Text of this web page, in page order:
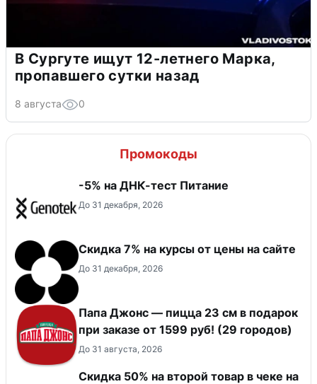
В Сургуте ищут 12-летнего Марка,
пропавшего сутки назад
8 августа 0
Промокоды
-5% на ДНК-тест Питание
До 31 декабря, 2026
Скидка 7% на курсы от цены на сайте
До 31 декабря, 2026
Папа Джонс — пицца 23 см в подарок
при заказе от 1599 руб! (29 городов)
До 31 августа, 2026
Скидка 50% на второй товар в чеке на